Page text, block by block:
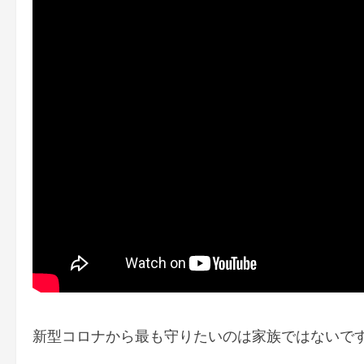
新型コロナから最も守りたいのは家族ではないで